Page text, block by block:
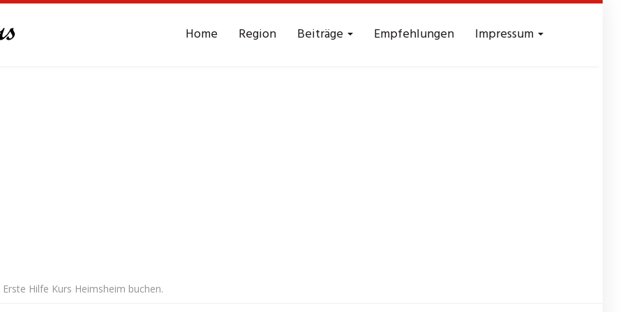
Home Region Beiträge Empfehlungen Impressum
Hilfe Kurs Heimsheim buchen.